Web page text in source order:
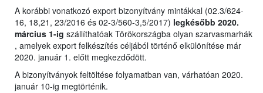
A korábbi vonatkozó export bizonyítvány mintákkal (02.3/624-
16, 18,21, 23/2016 és 02-3/560-3,5/2017) legkésőbb 2020.
március 1-ig szállíthatóak Törökországba olyan szarvasmarhák
, amelyek export felkészítés céljából történő elkülönítése már
2020. január 1. előtt megkezdődött.
A bizonyítványok feltöltése folyamatban van, várhatóan 2020.
január 10-ig megtörténik.